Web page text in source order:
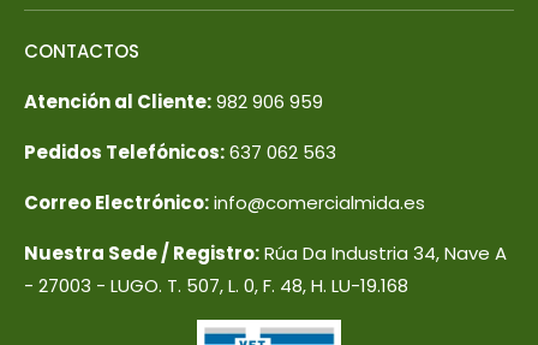
CONTACTOS
Atención al Cliente:982 906 959
Pedidos Telefónicos:637 062 563
Correo Electrónico:info@comercialmida.es
Nuestra Sede / Registro:Rúa Da Industria 34, Nave A
- 27003 - LUGO. T. 507, L. 0, F. 48, H. LU-19.168